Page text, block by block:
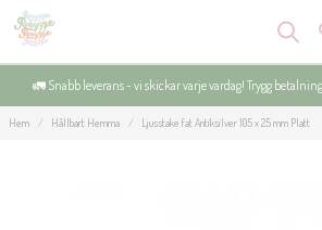
🚛 Snabb leverans - vi skickar varje vardag! Trygg
Hem Hållbart Hemma Ljusstake fat Antiksilver 105 x 25 mm Platt